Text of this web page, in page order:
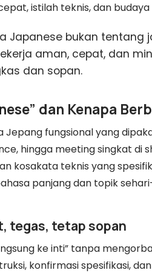
istilah teknis, dan
Japanese bukan tentang
aman, cepat, dan
dan sopan.
dan Kenapa
Jepang fungsional yang
hingga meeting singkat di
kosakata teknis yang
panjang dan topik
tegas, tetap sopan
ke inti” tanpa
konfirmasi spesifikasi,